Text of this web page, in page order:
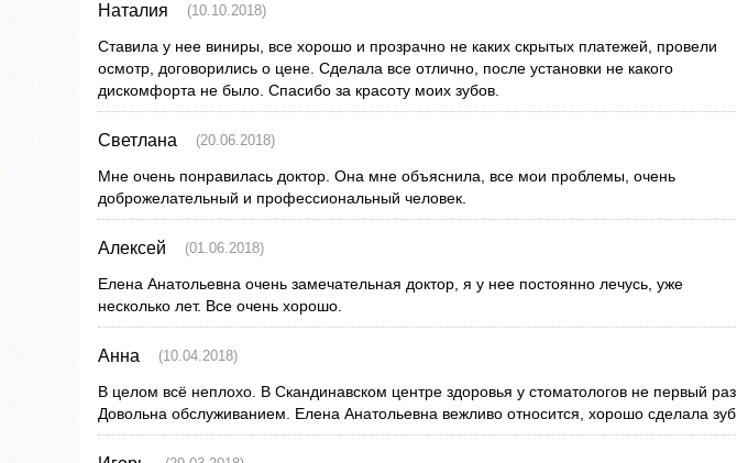
Наталия (10.10.2018)
Ставила у нее виниры, все хорошо и прозрачно не каких скрытых платежей, провели
осмотр, договорились о цене. Сделала все отлично, после установки не какого
дискомфорта не было. Спасибо за красоту моих зубов.
Светлана (20.06.2018)
Мне очень понравилась доктор. Она мне объяснила, все мои проблемы, очень
доброжелательный и профессиональный человек.
Алексей (01.06.2018)
Елена Анатольевна очень замечательная доктор, я у нее постоянно лечусь, уже
несколько лет. Все очень хорошо.
Анна (10.04.2018)
В целом всё неплохо. В Скандинавском центре здоровья у стоматологов не первый раз.
Довольна обслуживанием. Елена Анатольевна вежливо относится, хорошо сделала зуб.